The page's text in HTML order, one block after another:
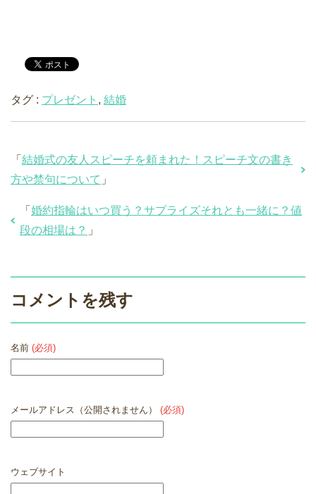
タグ : プレゼント , 結婚
「 結婚式の友人スピーチを頼まれた！スピーチ文の書き
方や禁句について 」
「 婚約指輪はいつ買う？サプライズそれとも一緒に？値
段の相場は？ 」
コメントを残す
名前 (必須)
メールアドレス（公開されません） (必須)
ウェブサイト